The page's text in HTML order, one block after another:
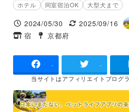
ホテル 同室宿泊OK 大型犬まで
投稿日
2024/05/30
更新日
2025/09/16
タグ
宿
タグ
京都府
- -
当サイトはアフィリエイトプログ